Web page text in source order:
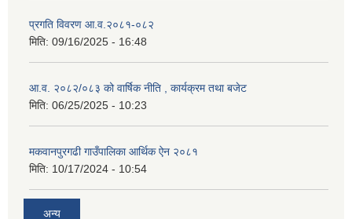
प्रगति विवरण आ.व.२०८१-०८२
मिति: 09/16/2025 - 16:48
आ.व. २०८२/०८३ को वार्षिक नीति , कार्यक्रम तथा बजेट
मिति: 06/25/2025 - 10:23
मकवानपुरगढी गाउँपालिका आर्थिक ‌‌‌ऐन २०८१
मिति: 10/17/2024 - 10:54
अन्य